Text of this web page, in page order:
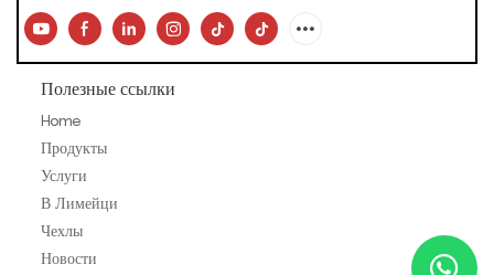
Полезные ссылки
Home
Продукты
Услуги
В Лимейци
Чехлы
Новости